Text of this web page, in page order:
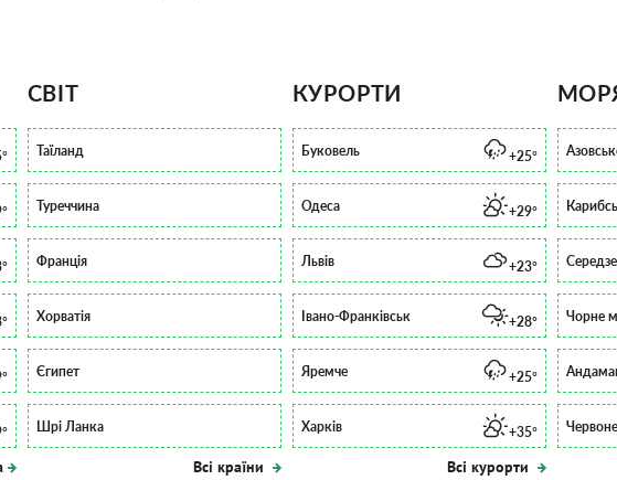
СВІТ
Таїланд
Туреччина
Франція
Хорватія
Єгипет
Шрі Ланка
Всі країни
КУРОРТИ
Буковель +25°
Одеса +29°
Львів +23°
Івано-Франківськ +28°
Яремче +25°
Харків +35°
Всі курорти
Чорне